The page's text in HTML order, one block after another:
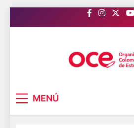
al
MENÚ